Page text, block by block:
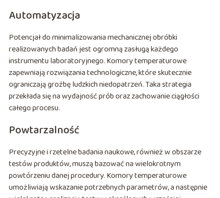
Automatyzacja
Potencjał do minimalizowania mechanicznej obróbki
realizowanych badań jest ogromną zasługą każdego
instrumentu laboratoryjnego. Komory temperaturowe
zapewniają rozwiązania technologiczne, które skutecznie
ograniczają groźbę ludzkich niedopatrzeń. Taka strategia
przekłada się na wydajność prób oraz zachowanie ciągłości
całego procesu.
Powtarzalność
Precyzyjne i rzetelne badania naukowe, również w obszarze
testów produktów, muszą bazować na wielokrotnym
powtórzeniu danej procedury. Komory temperaturowe
umożliwiają wskazanie potrzebnych parametrów, a następnie